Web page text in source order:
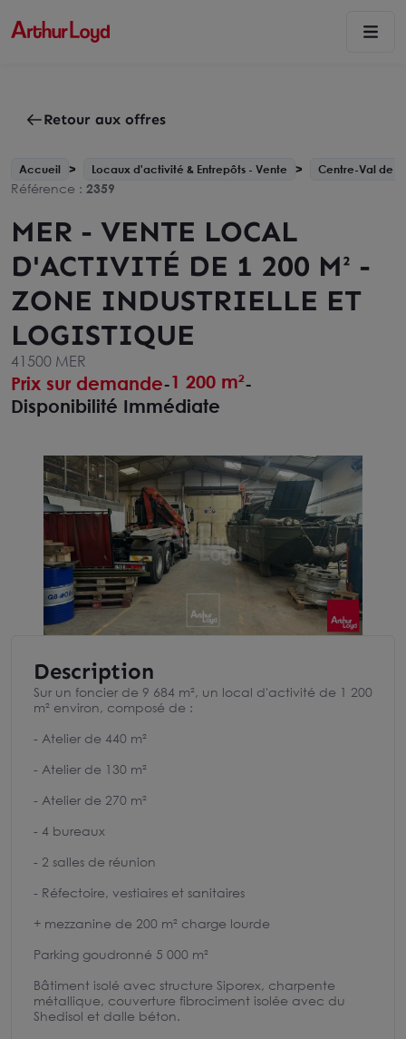
Retour aux offres
Accueil Locaux d'activité & Entrepôts - Vente Centre-Val de
Référence : 2359
MER - VENTE LOCAL
D'ACTIVITÉ DE 1 200 M² -
ZONE INDUSTRIELLE ET
LOGISTIQUE
41500 MER
Prix sur demande-1 200 m²-
Disponibilité Immédiate
Description
Sur un foncier de 9 684 m², un local d'activité de 1 200
m² environ, composé de :
- Atelier de 440 m²
- Atelier de 130 m²
- Atelier de 270 m²
- 4 bureaux
- 2 salles de réunion
- Réfectoire, vestiaires et sanitaires
+ mezzanine de 200 m² charge lourde
Parking goudronné 5 000 m²
Bâtiment isolé avec structure Siporex, charpente
métallique, couverture fibrociment isolée avec du
Shedisol et dalle béton.